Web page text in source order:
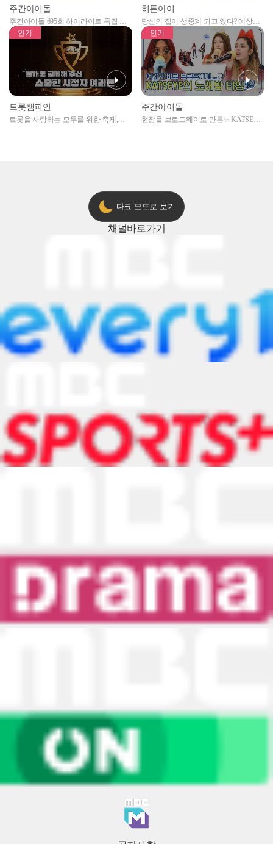
주간아이돌
주간아이돌 695회 하이라이트 특집 남
자아이돌편 예고
히든아이
당신의 집이 생중계 되고 있다? 예상치
못한 곳에서 일어나는 불법촬영 범죄!
인기
트롯챔피언
트롯을 사랑하는 모두를 위한 축제,
인기
주간아이돌
현장을 브로드웨이로 만든✨ KATSEYE
다크 모드로 보기
채널바로가기